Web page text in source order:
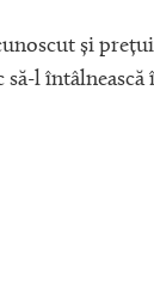
și
să-l întâlnească